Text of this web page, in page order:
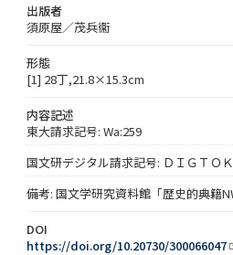
出版者
須原屋／茂兵衞
形態
[1] 28丁,21.8×15.3cm
内容記述
東大請求記号: Wa:259
国文研デジタル請求記号: ＤＩＧＴＯ
備考: 国文学研究資料館「歴史的典籍
DOI
https://doi.org/10.20730/300066047